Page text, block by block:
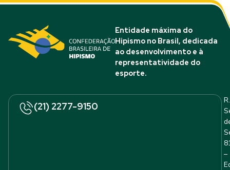
Entidade máxima do
Hipismo no Brasil, dedicada
ao desenvolvimento e à
representatividade do
esporte.
(21) 2277-9150
R.
–